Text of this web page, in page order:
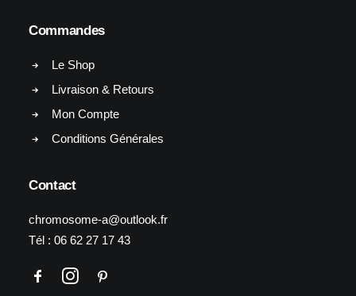
Commandes
Le Shop
Livraison & Retours
Mon Compte
Conditions Générales
Contact
chromosome-a@outlook.fr
Tél : 06 62 27 17 43